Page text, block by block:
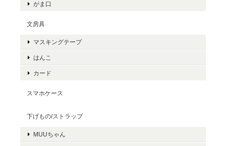
がま口
文房具
マスキングテープ
はんこ
カード
スマホケース
下げもの/ストラップ
MUUちゃん